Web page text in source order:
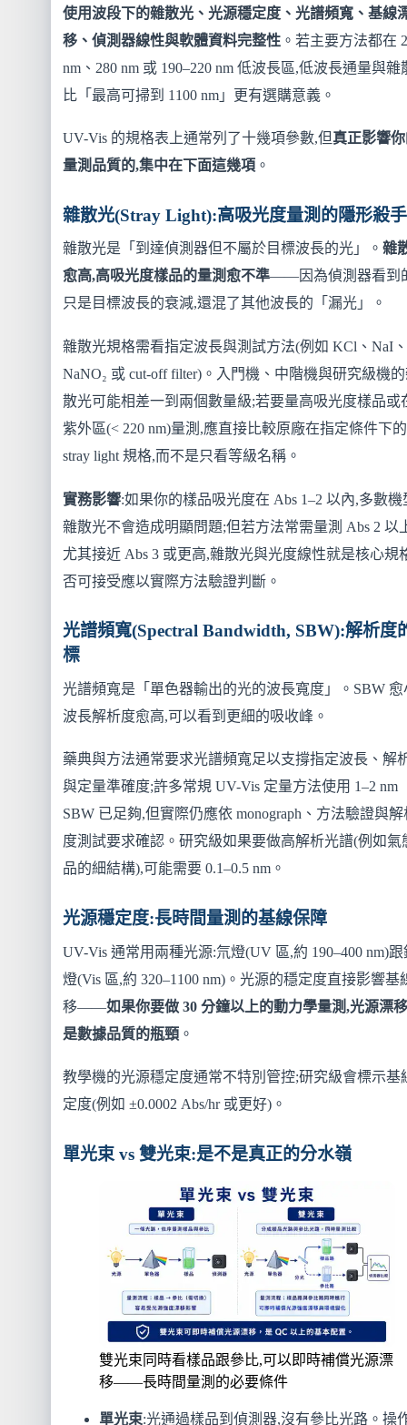
使用波段下的雜散光、光源穩定度、光譜頻寬、基線
移、偵測器線性與軟體資料完整性。若主要方法都在
nm、280 nm 或 190–220 nm 低波長區,低波長通量與雜
比「最高可掃到 1100 nm」更有選購意義。
UV-Vis 的規格表上通常列了十幾項參數,但真正影響
量測品質的,集中在下面這幾項。
雜散光(Stray Light):高吸光度量測的隱形殺手
雜散光是「到達偵測器但不屬於目標波長的光」。 雜
愈高,高吸光度樣品的量測愈不準——因為偵測器看到
只是目標波長的衰減,還混了其他波長的「漏光」。
雜散光規格需看指定波長與測試方法(例如 KCl、NaI、
NaNO₂ 或 cut-off filter)。入門機、中階機與研究級機
散光可能相差一到兩個數量級;若要量高吸光度樣品或
紫外區(< 220 nm)量測,應直接比較原廠在指定條件下的
stray light 規格,而不是只看等級名稱。
實務影響:如果你的樣品吸光度在 Abs 1–2 以內,多數機
雜散光不會造成明顯問題;但若方法常需量測 Abs 2 以
尤其接近 Abs 3 或更高,雜散光與光度線性就是核心規
否可接受應以實際方法驗證判斷。
光譜頻寬(Spectral Bandwidth, SBW):解析度
標
光譜頻寬是「單色器輸出的光的波長寬度」。SBW 愈
波長解析度愈高,可以看到更細的吸收峰。
藥典與方法通常要求光譜頻寬足以支撐指定波長、解
與定量準確度;許多常規 UV-Vis 定量方法使用 1–2 nm
SBW 已足夠,但實際仍應依 monograph、方法驗證與解
度測試要求確認。研究級如果要做高解析光譜(例如氣
品的細結構),可能需要 0.1–0.5 nm。
光源穩定度:長時間量測的基線保障
UV-Vis 通常用兩種光源:氘燈(UV 區,約 190–400 nm)跟
燈(Vis 區,約 320–1100 nm)。光源的穩定度直接影響基
移——如果你要做 30 分鐘以上的動力學量測,光源漂
是數據品質的瓶頸。
教學機的光源穩定度通常不特別管控;研究級會標示基
定度(例如 ±0.0002 Abs/hr 或更好)。
單光束 vs 雙光束:是不是真正的分水嶺
雙光束同時看樣品跟參比,可以即時補償光源漂
移——長時間量測的必要條件
單光束:光通過樣品到偵測器,沒有參比光路。操